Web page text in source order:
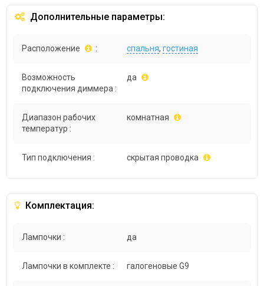
Дополнительные параметры:
Расположение : спальня,гостиная
Возможность
подключения диммера :
да
Диапазон рабочих
температур :
комнатная
Тип подключения : скрытая проводка
Комплектация:
Лампочки : да
Лампочки в комплекте : галогеновые G9